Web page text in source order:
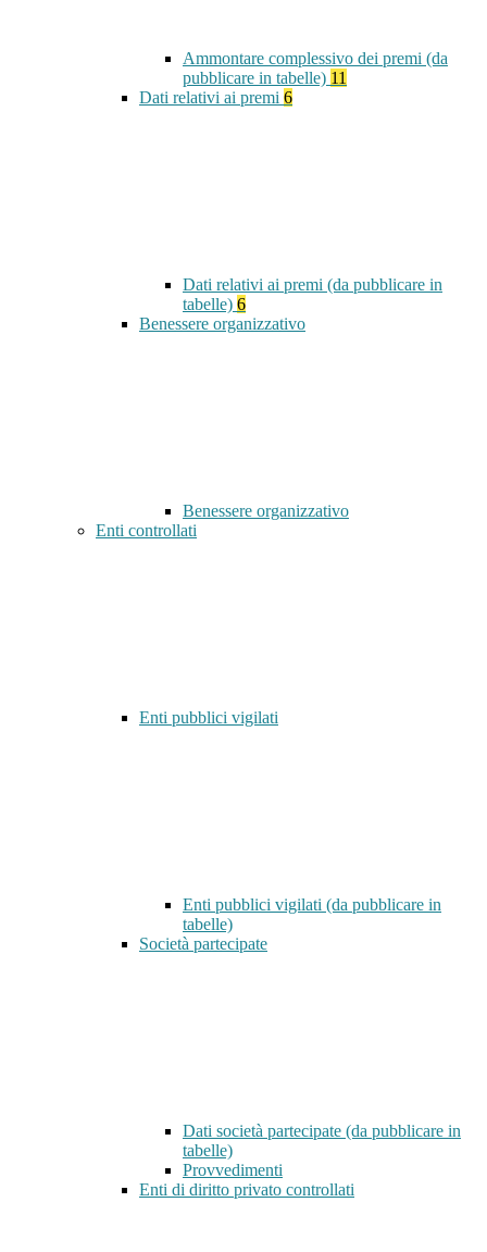
Ammontare complessivo dei premi (da
pubblicare in tabelle) 11
Dati relativi ai premi 6
Dati relativi ai premi (da pubblicare in
tabelle) 6
Benessere organizzativo
Benessere organizzativo
Enti controllati
Enti pubblici vigilati
Enti pubblici vigilati (da pubblicare in
tabelle)
Società partecipate
Dati società partecipate (da pubblicare in
tabelle)
Provvedimenti
Enti di diritto privato controllati